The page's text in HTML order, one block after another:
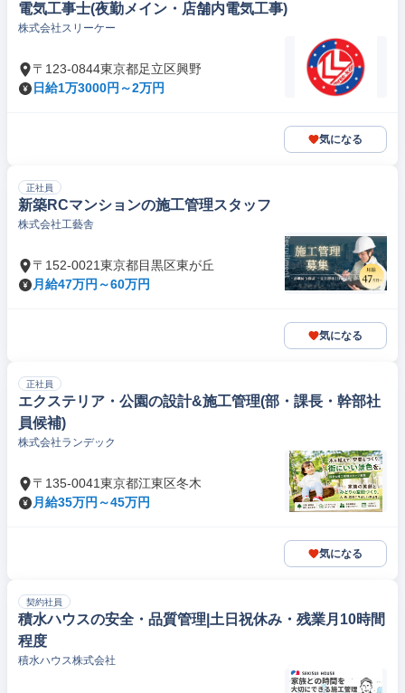
電気工事士(夜勤メイン・店舗内電気工事)
株式会社スリーケー
〒123-0844東京都足立区興野
日給1万3000円～2万円
気になる
正社員
新築RCマンションの施工管理スタッフ
株式会社工藝舎
〒152-0021東京都目黒区東が丘
月給47万円～60万円
気になる
正社員
エクステリア・公園の設計&施工管理(部・課長・幹部社
員候補)
株式会社ランデック
〒135-0041東京都江東区冬木
月給35万円～45万円
気になる
契約社員
積水ハウスの安全・品質管理|土日祝休み・残業月10時間
程度
積水ハウス株式会社